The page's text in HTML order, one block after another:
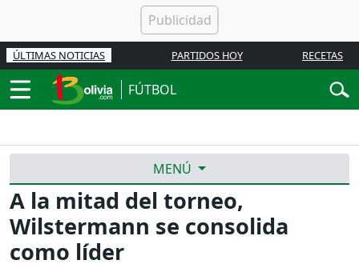
ÚLTIMAS NOTICIAS PARTIDOS HOY RECETAS
FÚTBOL
MENÚ
A la mitad del torneo,
Wilstermann se consolida
como líder